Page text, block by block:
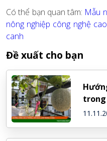
Có thể bạn quan tâm: Mẫu
nông nghiệp công nghệ
canh
Đề xuất cho bạn
trong